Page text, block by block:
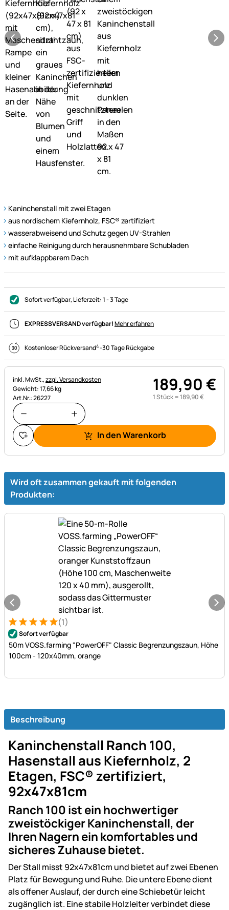
Kaninchenstall mit zwei Etagen
aus nordischem Kiefernholz, FSC® zertifiziert
wasserabweisend und Schutz gegen UV-Strahlen
einfache Reinigung durch herausnehmbare Schubladen
mit aufklappbarem Dach
Sofort verfügbar, Lieferzeit:1 - 3 Tage
EXPRESSVERSAND verfügbar!Mehr erfahren
Kostenloser Rückversand4-30 Tage Rückgabe
Steuerhinweis:
inkl. MwSt.,zzgl. Versandkosten
Gewicht: 17,66 kg
Art.Nr.: 26227
189,90€
1 Stück =189,90€
In den Warenkorb
Wird oft zusammen gekauft mit folgenden
Produkten:
Bewertung: 5 von 5 (1 Bewertungen)
1 Bewertung (1)
Sofort verfügbar
50m VOSS.farming "PowerOFF" Classic Begrenzungszaun, Höhe
100cm - 120x40mm, orange
Beschreibung
Kaninchenstall Ranch 100,
Hasenstall aus Kiefernholz, 2
Etagen, FSC® zertifiziert,
92x47x81cm
Ranch 100 ist ein hochwertiger
zweistöckiger Kaninchenstall, der
Ihren Nagern ein komfortables und
sicheres Zuhause bietet.
Der Stall misst 92x47x81cm und bietet auf zwei Ebenen
Platz für Bewegung und Ruhe. Die untere Ebene dient
als offener Auslauf, der durch eine Schiebetür leicht
zugänglich ist. Eine stabile Holzleiter verbindet diese